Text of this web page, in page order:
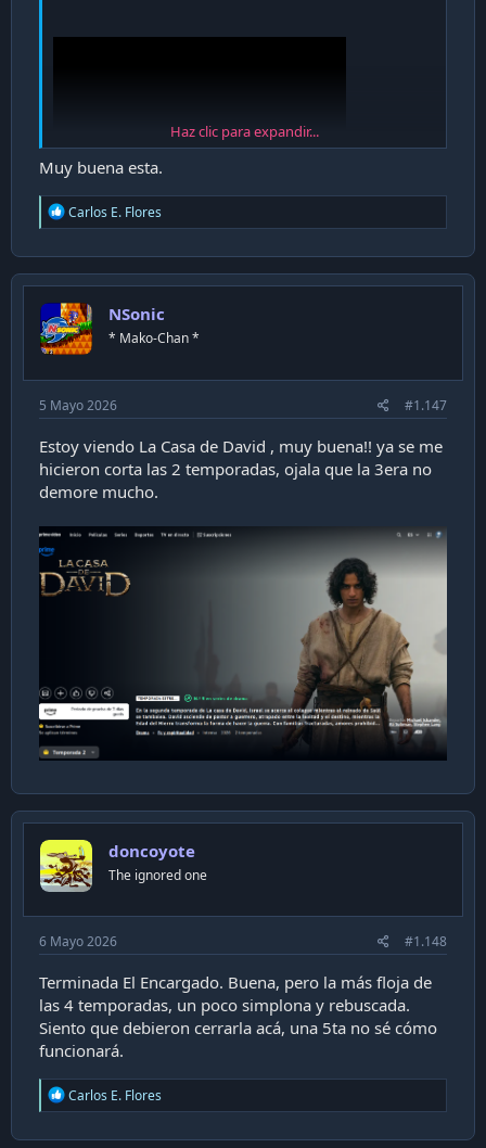
Haz clic para expandir...
Muy buena esta.
R
e
c
t
o
n
s
Carlos E. Flores
NSonic
* Mako-Chan *
5 Mayo 2026 #1.147
Estoy viendo La Casa de David , muy buena!! ya se me
hicieron corta las 2 temporadas, ojala que la 3era no
demore mucho.
doncoyote
The ignored one
6 Mayo 2026 #1.148
Terminada El Encargado. Buena, pero la más floja de
las 4 temporadas, un poco simplona y rebuscada.
Siento que debieron cerrarla acá, una 5ta no sé cómo
funcionará.
R
e
Carlos E. Flores